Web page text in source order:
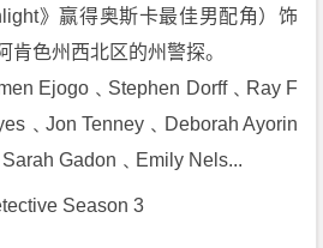
[2
0
9]
[8
集]
》赢得奥斯卡最佳男配角）饰
肯色州西北区的州警探。
Ejogo﹑Stephen Dorff﹑Ray F
Tenney﹑Deborah Ayorin
Gadon﹑Emily Nels...